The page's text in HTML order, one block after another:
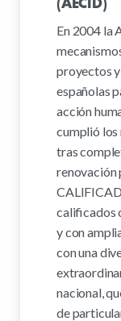
(AECID)
En 2004 la
proyectos
españolas
acción
cumplió los
tras
renovación
calificados
y con
con una
nacional,
de